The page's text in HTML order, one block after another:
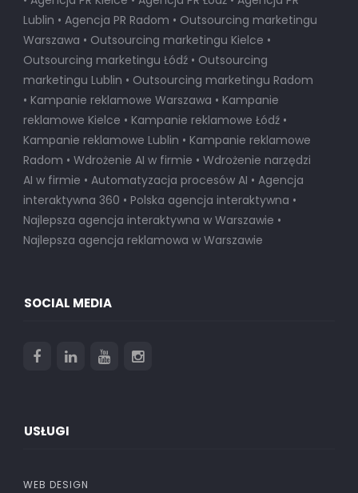
Lublin • Agencja PR Radom • Outsourcing marketingu
Warszawa • Outsourcing marketingu Kielce •
Outsourcing marketingu Łódź • Outsourcing
marketingu Lublin • Outsourcing marketingu Radom
• Kampanie reklamowe Warszawa • Kampanie
reklamowe Kielce • Kampanie reklamowe Łódź •
Kampanie reklamowe Lublin • Kampanie reklamowe
Radom • Wdrożenie AI w firmie • Wdrożenie narzędzi
AI w firmie • Automatyzacja procesów AI • Agencja
interaktywna 360 • Polska agencja interaktywna •
Najlepsza agencja interaktywna w Warszawie •
Najlepsza agencja reklamowa w Warszawie
SOCIAL MEDIA
USŁUGI
WEB DESIGN